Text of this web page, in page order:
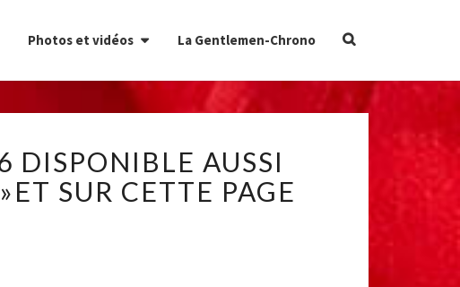
Photos et vidéos La Gentlemen-Chrono
Search
DISPONIBLE AUSSI
SUR CETTE PAGE